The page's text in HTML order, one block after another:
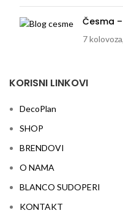
Česma
7
KORISNI LINKOVI
DecoPlan
SHOP
BRENDOVI
O NAMA
BLANCO SUDOPERI
KONTAKT